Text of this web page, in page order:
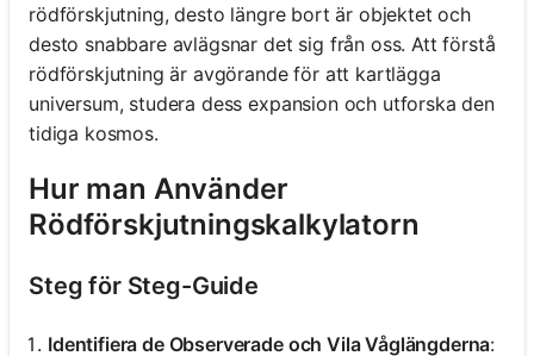
rödförskjutning, desto längre bort är objektet och
desto snabbare avlägsnar det sig från oss. Att förstå
rödförskjutning är avgörande för att kartlägga
universum, studera dess expansion och utforska den
tidiga kosmos.
Hur man Använder
Rödförskjutningskalkylatorn
Steg för Steg-Guide
Identifiera de Observerade och Vila Våglängderna: